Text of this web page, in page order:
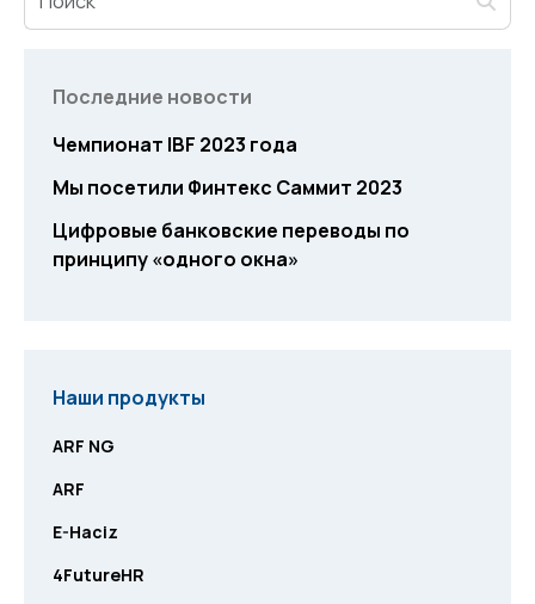
Последние новости
Чемпионат IBF 2023 года
Мы посетили Финтекс Саммит 2023
Цифровые банковские переводы по
принципу «одного окна»
Наши продукты
ARF NG
ARF
E-Haciz
4FutureHR